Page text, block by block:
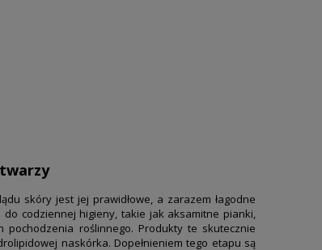
skóry jest jej prawidłowe, a zarazem łagodne
codziennej higieny, takie jak aksamitne pianki,
pochodzenia roślinnego. Produkty te skutecznie
naskórka. Dopełnieniem tego etapu są